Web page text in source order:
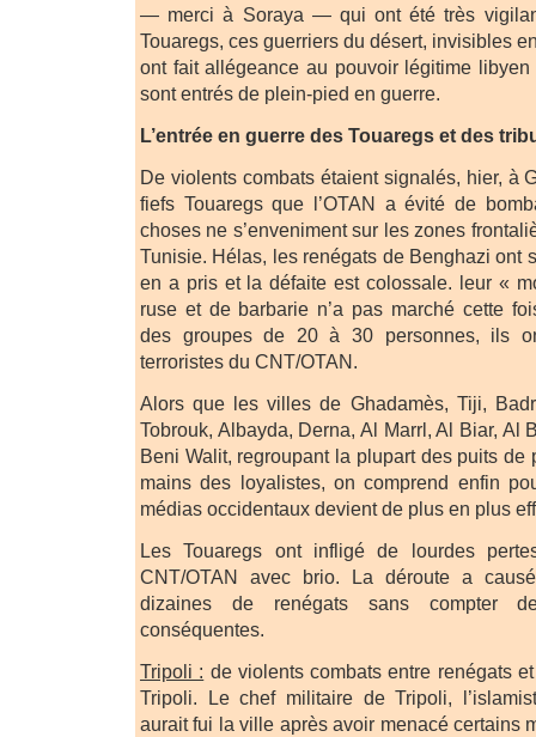
— merci à Soraya — qui ont été très
Touaregs, ces guerriers du désert, invisibles
ont fait allégeance au pouvoir légitime
sont entrés de plein-pied en guerre.
L’entrée en guerre des Touaregs et des
De violents combats étaient signalés, hier, à
fiefs Touaregs que l’OTAN a évité de
choses ne s’enveniment sur les zones
Tunisie. Hélas, les renégats de Benghazi ont
en a pris et la défaite est colossale. leur «
ruse et de barbarie n’a pas marché cette
des groupes de 20 à 30 personnes, ils
terroristes du CNT/OTAN.
Alors que les villes de Ghadamès, Tiji,
Tobrouk, Albayda, Derna, Al Marrl, Al Biar, Al
Beni Walit, regroupant la plupart des puits de
mains des loyalistes, on comprend enfin
médias occidentaux devient de plus en plus
Les Touaregs ont infligé de lourdes
CNT/OTAN avec brio. La déroute a
dizaines de renégats sans compter
conséquentes.
Tripoli : de violents combats entre renégats
Tripoli. Le chef militaire de Tripoli,
aurait fui la ville après avoir menacé certains